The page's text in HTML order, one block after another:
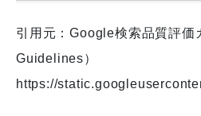
引用元：Google検索品質評価
Guidelines）
https://